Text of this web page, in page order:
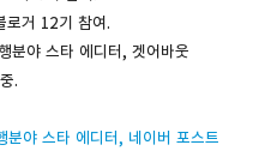
로거 12기 참여.
분야 스타 에디터, 겟어바웃
.
야 스타 에디터, 네이버 포스트